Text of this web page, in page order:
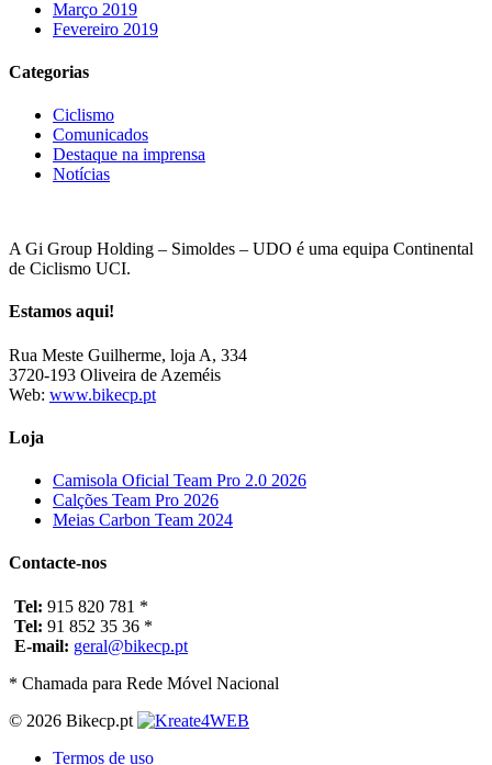
Março 2019
Fevereiro 2019
Categorias
Ciclismo
Comunicados
Destaque na imprensa
Notícias
A Gi Group Holding – Simoldes – UDO é uma equipa Continental
de Ciclismo UCI.
Estamos aqui!
Rua Meste Guilherme, loja A, 334
3720-193 Oliveira de Azeméis
Web: www.bikecp.pt
Loja
Camisola Oficial Team Pro 2.0 2026
Calções Team Pro 2026
Meias Carbon Team 2024
Contacte-nos
Tel: 915 820 781 *
Tel: 91 852 35 36 *
E-mail: geral@bikecp.pt
* Chamada para Rede Móvel Nacional
© 2026 Bikecp.pt
Termos de uso